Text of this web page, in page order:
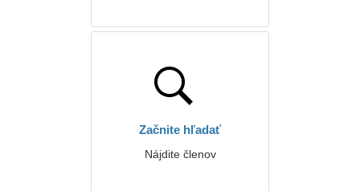
Začnite hľadať
Nájdite členov